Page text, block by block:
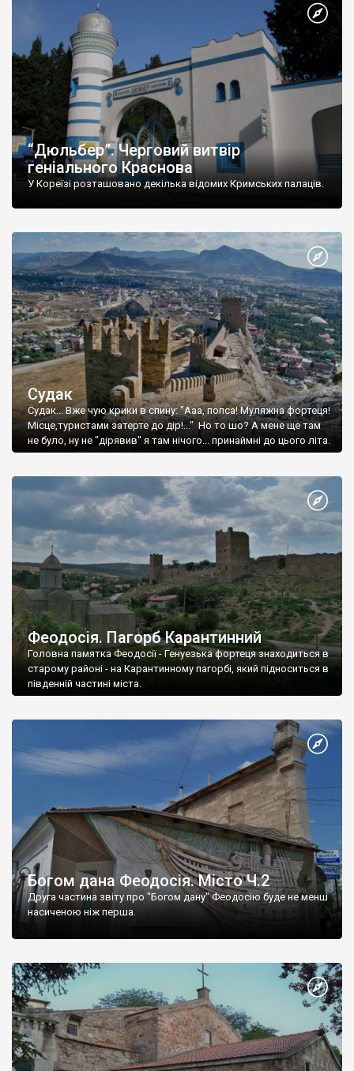
“Дюльбер”. Черговий витвір
геніального Краснова
У Кореїзі розташовано декілька відомих Кримських палаців.
Судак
Судак... Вже чую крики в спину: "Ааа, попса! Муляжна фортеця!
Місце,туристами затерте до дір!..." Но то шо? А мене ще там
не було, ну не "дірявив" я там нічого... принаймні до цього літа.
Феодосія. Пагорб Карантинний
Головна памятка Феодосії - Генуезька фортеця знаходиться в
старому районі - на Карантинному пагорбі, який підноситься в
південній частині міста.
Богом дана Феодосія. Місто Ч.2
Друга частина звіту про "Богом дану" Феодосію буде не менш
насиченою ніж перша.